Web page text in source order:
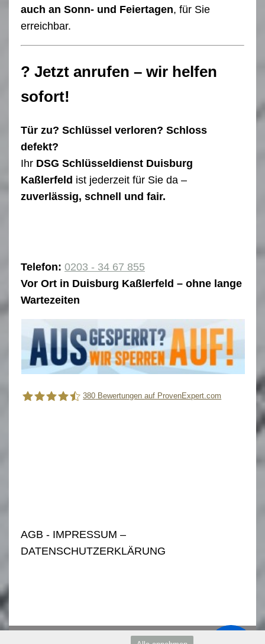
auch an Sonn- und Feiertagen, für Sie
erreichbar.
? Jetzt anrufen – wir helfen
sofort!
Tür zu? Schlüssel verloren? Schloss
defekt?
Ihr DSG Schlüsseldienst Duisburg
Kaßlerfeld ist jederzeit für Sie da –
zuverlässig, schnell und fair.
Telefon: 0203 - 34 67 855
Vor Ort in Duisburg Kaßlerfeld – ohne lange
Wartezeiten
380 Bewertungen auf ProvenExpert.com
AGB - IMPRESSUM –
DATENSCHUTZERKLÄRUNG
Duisburger Schlüsseldienst Mo - Sa 08:00 -